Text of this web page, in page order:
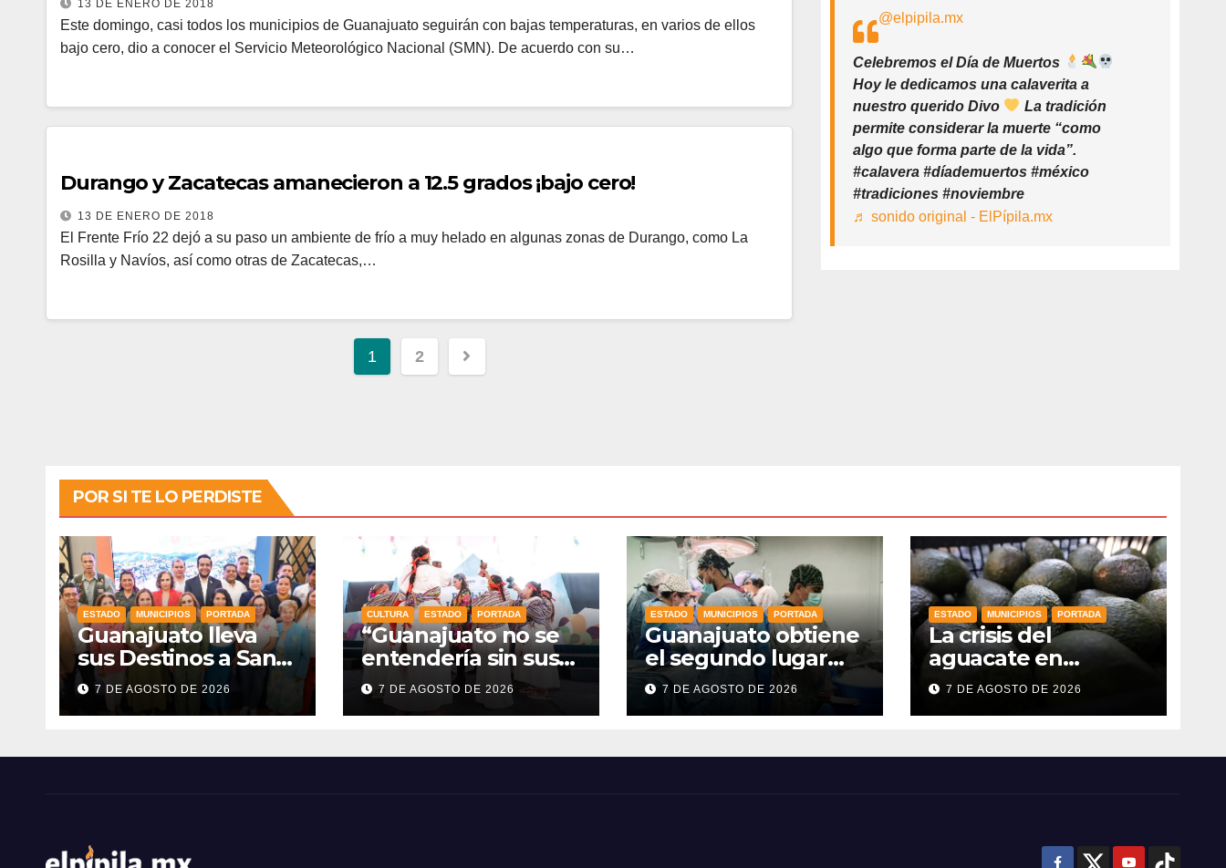
13 DE ENERO DE 2018
Este domingo, casi todos los municipios de Guanajuato seguirán con bajas temperaturas, en varios de ellos
bajo cero, dio a conocer el Servicio Meteorológico Nacional (SMN). De acuerdo con su…
Durango y Zacatecas amanecieron a 12.5 grados ¡bajo cero!
13 DE ENERO DE 2018
El Frente Frío 22 dejó a su paso un ambiente de frío a muy helado en algunas zonas de Durango, como La
Rosilla y Navíos, así como otras de Zacatecas,…
1 2
@elpipila.mx
Celebremos el Día de Muertos
Hoy le dedicamos una calaverita a
nuestro querido Divo
La tradición
permite considerar la muerte “como
algo que forma parte de la vida”.
#calavera #díademuertos #méxico
#tradiciones #noviembre
♬ sonido original - ElPípila.mx
POR SI TE LO PERDISTE
ESTADO MUNICIPIOS PORTADA
Guanajuato lleva
sus Destinos a San
Luis Potosí en
vísperas de la
7 DE AGOSTO DE 2026
CULTURA ESTADO PORTADA
“Guanajuato no se
entendería sin sus
Pueblos Indígenas”:
Libia Dennise
7 DE AGOSTO DE 2026
ESTADO MUNICIPIOS PORTADA
Guanajuato obtiene
el segundo lugar
nacional en
procuración de
7 DE AGOSTO DE 2026
ESTADO MUNICIPIOS PORTADA
La crisis del
aguacate en
Michoacán golpea
también a
7 DE AGOSTO DE 2026